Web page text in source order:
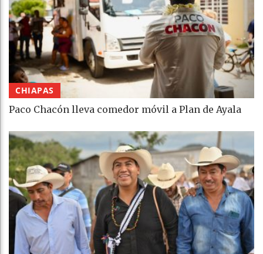
CHIAPAS
Paco Chacón lleva comedor móvil a Plan de Ayala